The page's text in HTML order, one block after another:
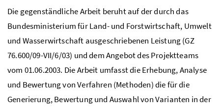
Die gegenständliche Arbeit beruht auf der durch das
Bundesministerium für Land- und Forstwirtschaft, Umwelt
und Wasserwirtschaft ausgeschriebenen Leistung (GZ
76.600/09-VII/6/03) und dem Angebot des Projektteams
vom 01.06.2003. Die Arbeit umfasst die Erhebung, Analyse
und Bewertung von Verfahren (Methoden) die für die
Generierung, Bewertung und Auswahl von Varianten in der